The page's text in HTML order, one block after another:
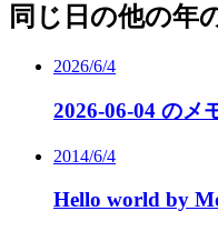
同じ日の他の年
2026/6/4
2026-06-04 のメ
2014/6/4
Hello world by